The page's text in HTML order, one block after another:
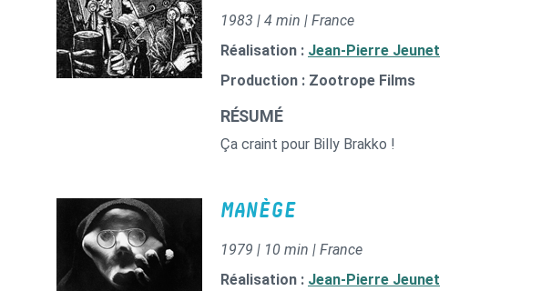
1983 | 4 min | France
Réalisation : Jean-Pierre Jeunet
Production : Zootrope Films
RÉSUMÉ
Ça craint pour Billy Brakko !
MANÈGE
1979 | 10 min | France
Réalisation : Jean-Pierre Jeunet